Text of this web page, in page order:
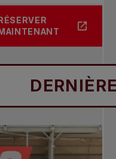
RÉSERVER
MAINTENANT
PROPOS DE